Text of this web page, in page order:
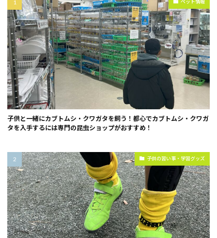
ペット情報
子供と一緒にカブトムシ・クワガタを飼う！都心でカブトムシ・クワガ
タを入手するには専門の昆虫ショップがおすすめ！
子供の習い事・学習グッズ